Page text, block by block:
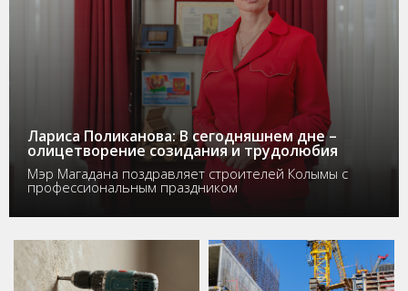
Лариса Поликанова: В сегодняшнем дне –
олицетворение созидания и трудолюбия
Мэр Магадана поздравляет строителей Колымы с
профессиональным праздником